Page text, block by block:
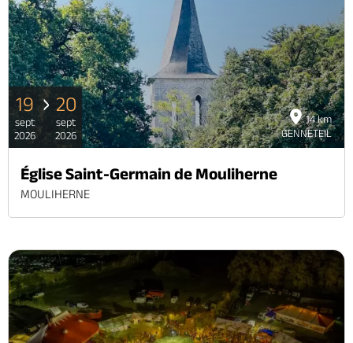
14 km
GENNETEIL
19
sept
2026
20
sept
2026
Église Saint-Germain de Mouliherne
MOULIHERNE